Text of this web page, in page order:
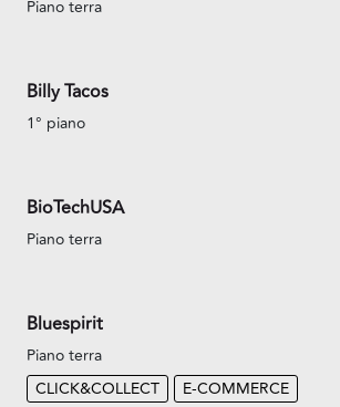
Piano terra
Billy Tacos
1° piano
BioTechUSA
Piano terra
Bluespirit
Piano terra
CLICK&COLLECT
E-COMMERCE